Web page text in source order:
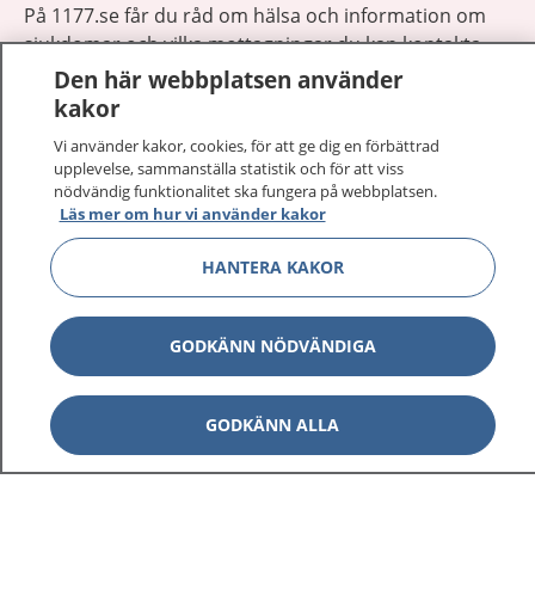
På 1177.se får du råd om hälsa och information om
sjukdomar och vilka mottagningar du kan kontakta.
Logga in för att läsa din journal och göra dina
vårdärenden. Ring telefonnummer 1177 för
1177 ger dig råd när du vill må bättre.
1177 på flera språk
Om 1177 Visa
Kontakt Visa
Den här webbplatsen använder
kakor
Vi använder kakor, cookies, för att ge dig en förbättrad
upplevelse, sammanställa statistik och för att viss
nödvändig funktionalitet ska fungera på webbplatsen.
Läs mer om hur vi använder kakor
HANTERA KAKOR
GODKÄNN NÖDVÄNDIGA
GODKÄNN ALLA